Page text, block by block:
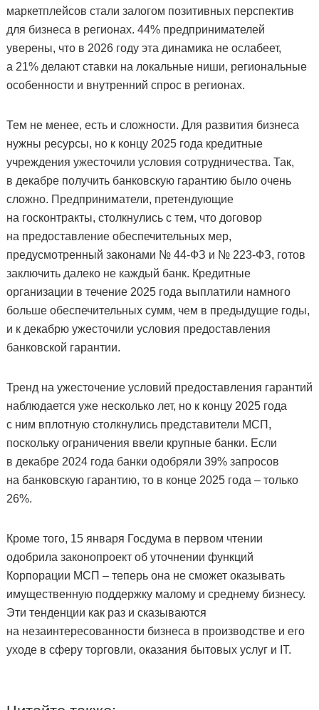
маркетплейсов стали залогом позитивных перспектив
для бизнеса в регионах. 44% предпринимателей
уверены, что в 2026 году эта динамика не ослабеет,
а 21% делают ставки на локальные ниши, региональные
особенности и внутренний спрос в регионах.
Тем не менее, есть и сложности. Для развития бизнеса
нужны ресурсы, но к концу 2025 года кредитные
учреждения ужесточили условия сотрудничества. Так,
в декабре получить банковскую гарантию было очень
сложно. Предприниматели, претендующие
на госконтракты, столкнулись с тем, что договор
на предоставление обеспечительных мер,
предусмотренный законами № 44-ФЗ и № 223-ФЗ, готов
заключить далеко не каждый банк. Кредитные
организации в течение 2025 года выплатили намного
больше обеспечительных сумм, чем в предыдущие годы,
и к декабрю ужесточили условия предоставления
банковской гарантии.
Тренд на ужесточение условий предоставления гарантий
наблюдается уже несколько лет, но к концу 2025 года
с ним вплотную столкнулись представители МСП,
поскольку ограничения ввели крупные банки. Если
в декабре 2024 года банки одобряли 39% запросов
на банковскую гарантию, то в конце 2025 года – только
26%.
Кроме того, 15 января Госдума в первом чтении
одобрила законопроект об уточнении функций
Корпорации МСП – теперь она не сможет оказывать
имущественную поддержку малому и среднему бизнесу.
Эти тенденции как раз и сказываются
на незаинтересованности бизнеса в производстве и его
уходе в сферу торговли, оказания бытовых услуг и IT.